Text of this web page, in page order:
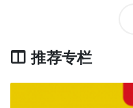
推荐专栏